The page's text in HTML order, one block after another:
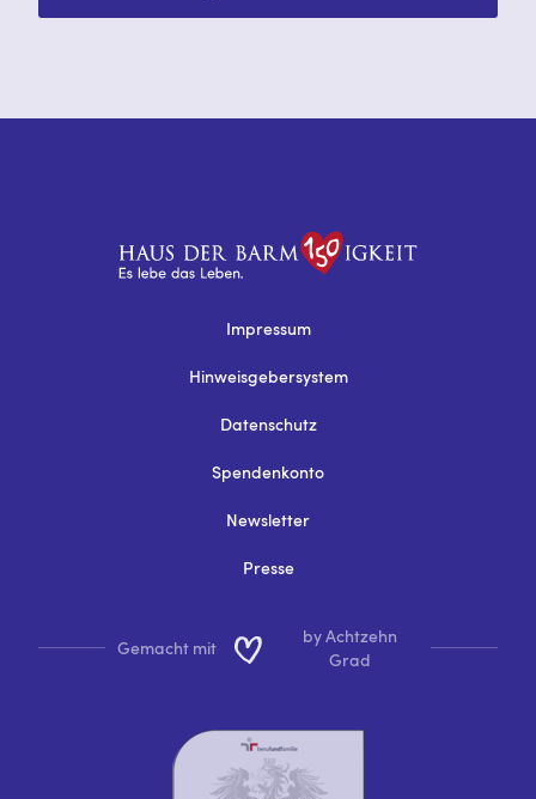
Impressum
Hinweisgebersystem
Datenschutz
Spendenkonto
Newsletter
Presse
Gemacht mit
by Achtzehn
Grad